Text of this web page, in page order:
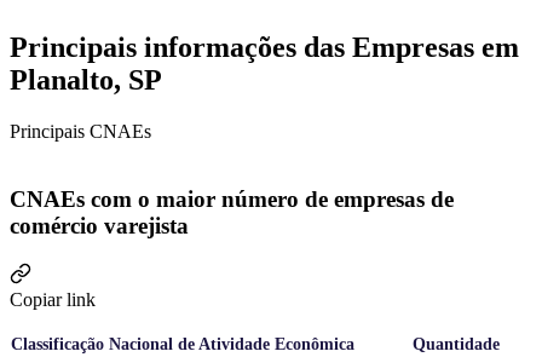
Principais informações das Empresas em
Planalto, SP
Principais CNAEs
CNAEs com o maior número de empresas de
comércio varejista
Copiar link
Classificação Nacional de Atividade Econômica Quantidade